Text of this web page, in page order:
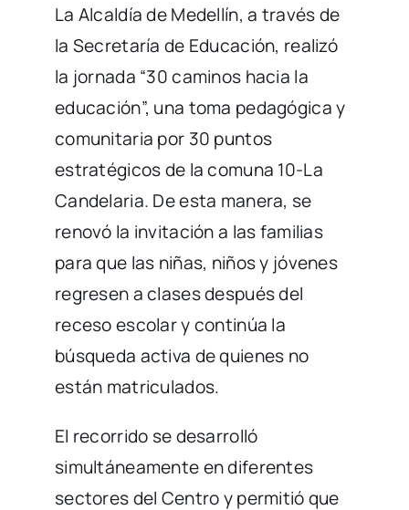
La Alcaldía de Medellín, a través de
la Secretaría de Educación, realizó
la jornada “30 caminos hacia la
educación”, una toma pedagógica y
comunitaria por 30 puntos
estratégicos de la comuna 10-La
Candelaria. De esta manera, se
renovó la invitación a las familias
para que las niñas, niños y jóvenes
regresen a clases después del
receso escolar y continúa la
búsqueda activa de quienes no
están matriculados.
El recorrido se desarrolló
simultáneamente en diferentes
sectores del Centro y permitió que